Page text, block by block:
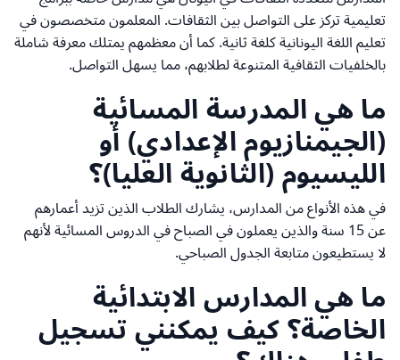
تعليمية تركز على التواصل بين الثقافات. المعلمون متخصصون في
تعليم اللغة اليونانية كلغة ثانية. كما أن معظمهم يمتلك معرفة شاملة
بالخلفيات الثقافية المتنوعة لطلابهم، مما يسهل التواصل.
ما هي المدرسة المسائية
(الجيمنازيوم الإعدادي) أو
الليسيوم (الثانوية العليا)؟
في هذه الأنواع من المدارس، يشارك الطلاب الذين تزيد أعمارهم
عن 15 سنة والذين يعملون في الصباح في الدروس المسائية لأنهم
لا يستطيعون متابعة الجدول الصباحي.
ما هي المدارس الابتدائية
الخاصة؟ كيف يمكنني تسجيل